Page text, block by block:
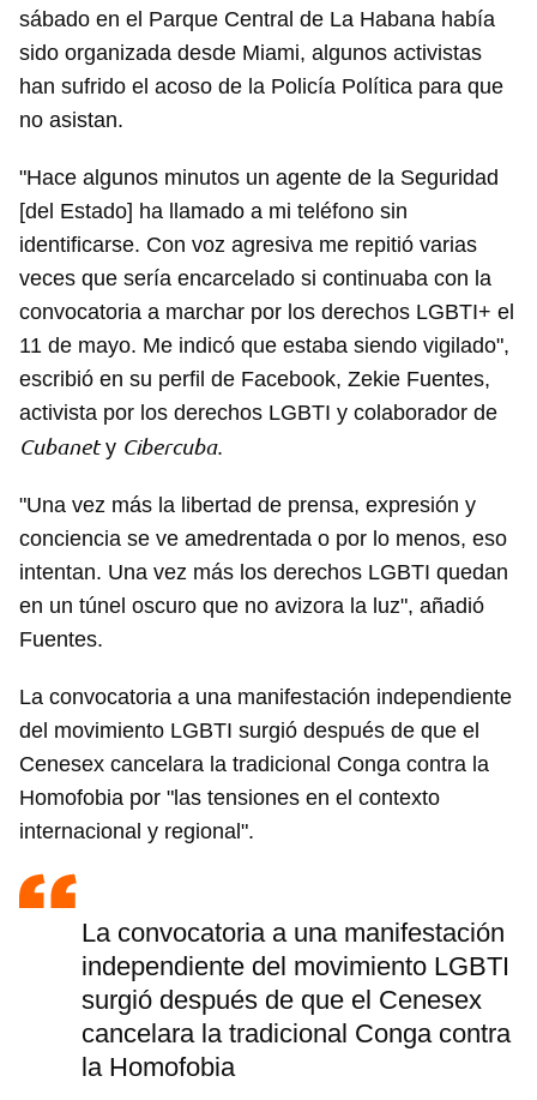
sábado en el Parque Central de La Habana había
sido organizada desde Miami, algunos activistas
han sufrido el acoso de la Policía Política para que
no asistan.
"Hace algunos minutos un agente de la Seguridad
[del Estado] ha llamado a mi teléfono sin
identificarse. Con voz agresiva me repitió varias
veces que sería encarcelado si continuaba con la
convocatoria a marchar por los derechos LGBTI+ el
11 de mayo. Me indicó que estaba siendo vigilado",
escribió en su perfil de Facebook, Zekie Fuentes,
activista por los derechos LGBTI y colaborador de
Cubanety Cibercuba.
"Una vez más la libertad de prensa, expresión y
conciencia se ve amedrentada o por lo menos, eso
intentan. Una vez más los derechos LGBTI quedan
en un túnel oscuro que no avizora la luz", añadió
Fuentes.
La convocatoria a una manifestación independiente
del movimiento LGBTI surgió después de que el
Cenesex cancelara la tradicional Conga contra la
Homofobia por "las tensiones en el contexto
internacional y regional".
La convocatoria a una manifestación
independiente del movimiento LGBTI
surgió después de que el Cenesex
cancelara la tradicional Conga contra
la Homofobia